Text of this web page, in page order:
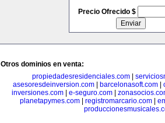
Precio Ofrecido $
Otros dominios en venta:
propiedadesresidenciales.com
asesoresdeinversion.com
barcelonasoft.com
inversiones.com
e-seguro.com
planetapymes.com| registromarcario.com|